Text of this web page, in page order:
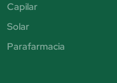
Capilar
Solar
Parafarmacia